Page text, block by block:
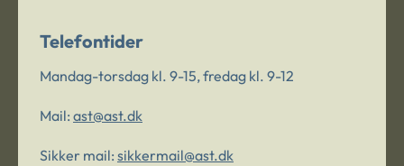
Telefontider
Mandag-torsdag kl. 9-15, fredag kl. 9-12
Mail: ast@ast.dk
Sikker mail: sikkermail@ast.dk